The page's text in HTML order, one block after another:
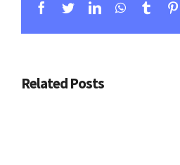
facebook
twitterlinkedinwhatsapp
tumblr
Related Posts